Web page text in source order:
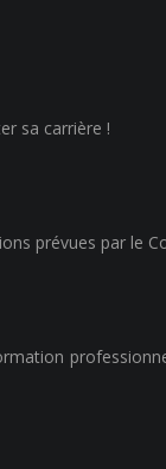
sa carrière !
prévues par le